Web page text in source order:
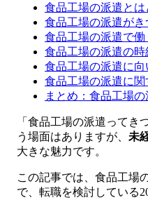
食品工場の派遣と
食品工場の派遣が
食品工場の派遣で
食品工場の派遣の
食品工場の派遣に
食品工場の派遣に
まとめ：食品工場
「食品工場の派遣って
う場面はありますが、 未
大きな魅力です。
この記事では、食品工場
で、転職を検討している